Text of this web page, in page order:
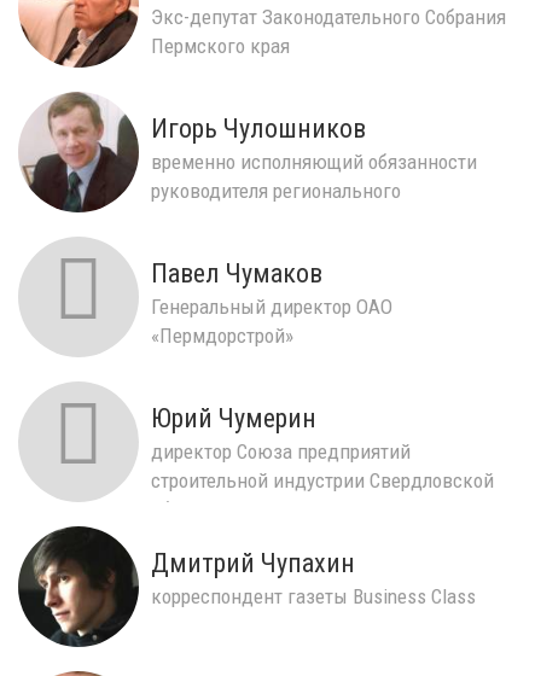
Экс-депутат Законодательного Собрания
Пермского края
Игорь Чулошников
временно исполняющий обязанности
руководителя регионального
Павел Чумаков
Генеральный директор ОАО
«Пермдорстрой»
Юрий Чумерин
директор Союза предприятий
строительной индустрии Свердловской
области
Дмитрий Чупахин
корреспондент газеты Business Class